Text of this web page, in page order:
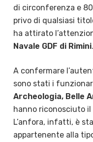
di circonferenza e
privo di qualsiasi
ha attirato
Navale GDF di Rimini.
A confermare
sono stati i
Archeologia, Belle
hanno riconosciuto
L’anfora, infatti, è
appartenente alla